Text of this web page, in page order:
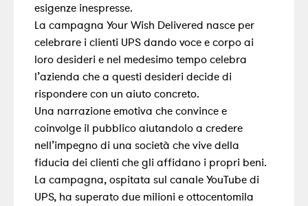
esigenze inespresse.
La campagna Your Wish Delivered nasce per
celebrare i clienti UPS dando voce e corpo ai
loro desideri e nel medesimo tempo celebra
l’azienda che a questi desideri decide di
rispondere con un aiuto concreto.
Una narrazione emotiva che convince e
coinvolge il pubblico aiutandolo a credere
nell’impegno di una società che vive della
fiducia dei clienti che gli affidano i propri beni.
La campagna, ospitata sul canale YouTube di
UPS, ha superato due milioni e ottocentomila